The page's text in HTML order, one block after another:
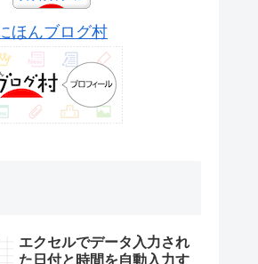
ほんブログ村
エクセルでデータ入力され
た日付と時間を自動入力す